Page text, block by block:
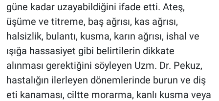
güne kadar uzayabildiğini ifade etti. Ateş,
üşüme ve titreme, baş ağrısı, kas ağrısı,
halsizlik, bulantı, kusma, karın ağrısı, ishal ve
ışığa hassasiyet gibi belirtilerin dikkate
alınması gerektiğini söyleyen Uzm. Dr. Pekuz,
hastalığın ilerleyen dönemlerinde burun ve diş
eti kanaması, ciltte morarma, kanlı kusma veya
Yerel Gündem
Yerel Yaşam
Canlı Yayın